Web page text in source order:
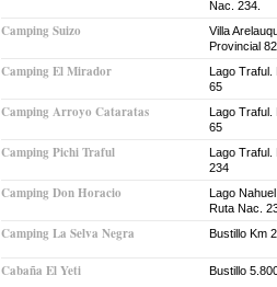
Nac. 234.
Camping Suizo
Villa
Provincial 82
Camping El Mirador
Lago Traful.
65
Camping Arroyo Cataratas
Lago Traful.
65
Camping Pichi Traful
Lago Traful.
234
Camping Don Horacio
Lago
Ruta Nac.
Camping La Selva Negra Bustillo Km
Cabaña El Yeti Bustillo